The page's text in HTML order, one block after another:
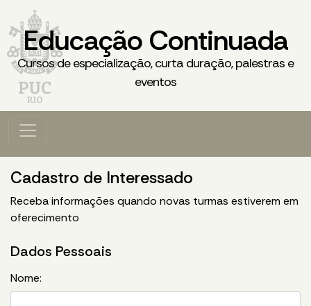
Educação Continuada
Cursos de especialização, curta duração, palestras e
eventos
Cadastro de Interessado
Receba informações quando novas turmas estiverem em
oferecimento
Dados Pessoais
Nome: